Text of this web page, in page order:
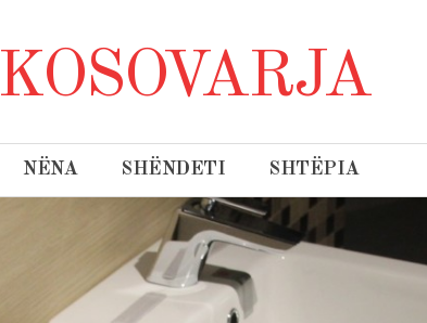
KOSOVARJA
NËNA SHËNDETI SHTËPIA